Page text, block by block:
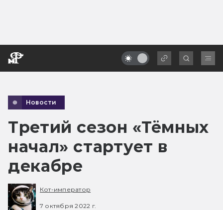
Новости
Третий сезон «Тёмных
начал» стартует в
декабре
Кот-император
7 октября 2022 г.